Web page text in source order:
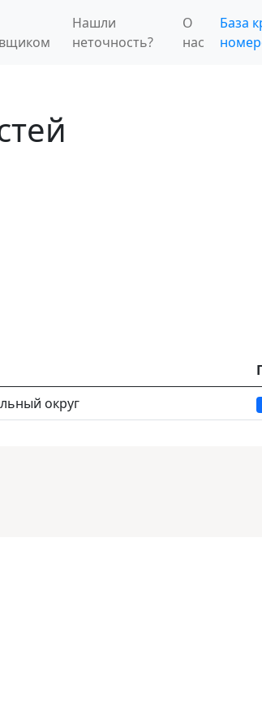
Нашли
неточность?
О
нас
База
округ